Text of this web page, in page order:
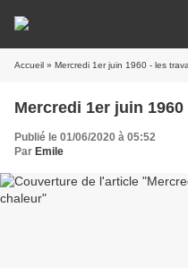
Accueil » Mercredi 1er juin 1960 - les
Mercredi 1er juin
Publié le 01/06/2020 à 05:52
Par Emile